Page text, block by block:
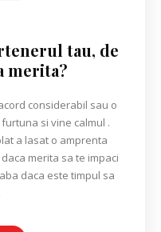
tau, de
merita?
considerabil sau o
si vine calmul .
a lasat o amprenta
merita sa te impaci
daca este timpul sa